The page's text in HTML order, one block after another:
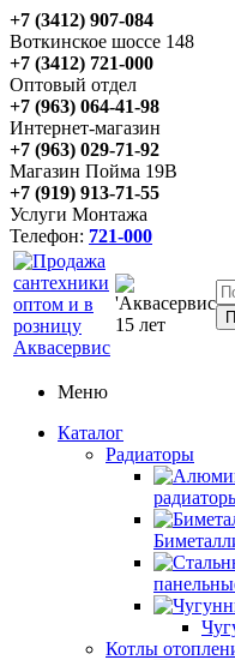
+7 (3412) 907-084
Воткинское шоссе 148
+7 (3412) 721-000
Оптовый отдел
+7 (963) 064-41-98
Интернет-магазин
+7 (963) 029-71-92
Магазин Пойма 19В
+7 (919) 913-71-55
Услуги Монтажа
Телефон: 721-000
Меню
Каталог
Радиаторы
Котлы